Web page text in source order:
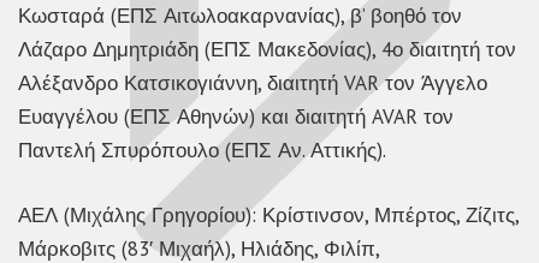
Κωσταρά (ΕΠΣ Αιτωλοακαρνανίας), β’ βοηθό τον
Λάζαρο Δημητριάδη (ΕΠΣ Μακεδονίας), 4ο διαιτητή τον
Αλέξανδρο Κατσικογιάννη, διαιτητή VAR τον Άγγελο
Ευαγγέλου (ΕΠΣ Αθηνών) και διαιτητή AVAR τον
Παντελή Σπυρόπουλο (ΕΠΣ Αν. Αττικής).
ΑΕΛ (Μιχάλης Γρηγορίου): Κρίστινσον, Μπέρτος, Ζίζιτς,
Μάρκοβιτς (83′ Μιχαήλ), Ηλιάδης, Φιλίπ,